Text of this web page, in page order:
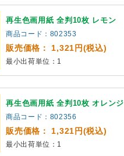
再生色画用紙 全判10枚 レモン
商品コード：802353
販売価格： 1,321円(税込)
最小出荷単位：1
再生色画用紙 全判10枚 オレンジ
商品コード：802356
販売価格： 1,321円(税込)
最小出荷単位：1